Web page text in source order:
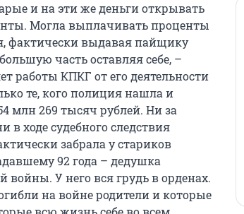
и на эти же деньги открывать
Могла выплачивать проценты
фактически выдавая пайщику
часть оставляя себе, –
работы КПКГ от его деятельности
те, кого полиция нашла и
млн 269 тысяч рублей. Ни за
в ходе судебного следствия
забрала у стариков
92 года – дедушка
войны. У него вся грудь в орденах.
на войне родители и которые